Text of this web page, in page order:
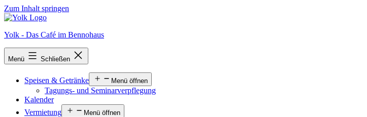
Zum Inhalt springen
Yolk - Das Café im Bennohaus
Menü Schließen
Speisen & Getränke Menü öffnen
Tagungs- und Seminarverpflegung
Kalender
Vermietung
Menü öffnen